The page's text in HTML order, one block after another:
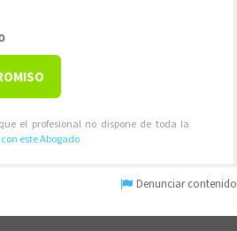
el profesional no dispone de toda la
este Abogado
Denunciar contenido